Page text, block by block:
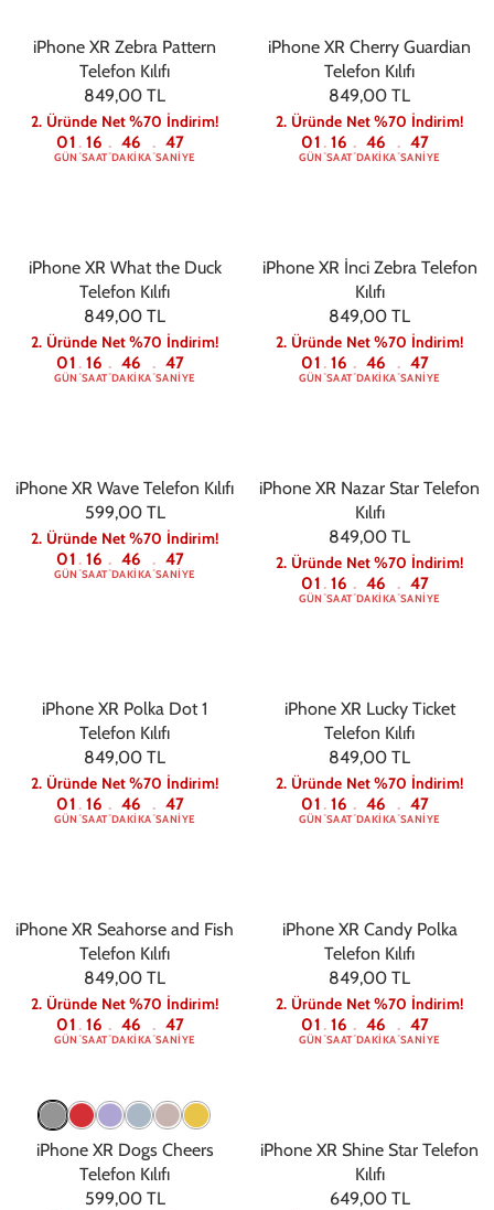
iPhone XR Zebra Pattern
Telefon Kılıfı
849,00 TL
2. Üründe Net %70 İndirim!
01
GÜN : 16
SAAT: 46
DAKIKA: 47
SANIYE
iPhone XR Cherry Guardian
Telefon Kılıfı
849,00 TL
2. Üründe Net %70 İndirim!
01
GÜN : 16
SAAT: 46
DAKIKA: 47
SANIYE
iPhone XR What the Duck
Telefon Kılıfı
849,00 TL
2. Üründe Net %70 İndirim!
01
GÜN : 16
SAAT: 46
DAKIKA: 47
SANIYE
iPhone XR İnci Zebra Telefon
Kılıfı
849,00 TL
2. Üründe Net %70 İndirim!
01
GÜN : 16
SAAT: 46
DAKIKA: 47
SANIYE
iPhone XR Wave Telefon Kılıfı
599,00 TL
2. Üründe Net %70 İndirim!
01
GÜN : 16
SAAT: 46
DAKIKA: 47
SANIYE
iPhone XR Nazar Star Telefon
Kılıfı
849,00 TL
2. Üründe Net %70 İndirim!
01
GÜN : 16
SAAT: 46
DAKIKA: 47
SANIYE
iPhone XR Polka Dot 1
Telefon Kılıfı
849,00 TL
2. Üründe Net %70 İndirim!
01
GÜN : 16
SAAT: 46
DAKIKA: 47
SANIYE
iPhone XR Lucky Ticket
Telefon Kılıfı
849,00 TL
2. Üründe Net %70 İndirim!
01
GÜN : 16
SAAT: 46
DAKIKA: 47
SANIYE
iPhone XR Seahorse and Fish
Telefon Kılıfı
849,00 TL
2. Üründe Net %70 İndirim!
01
GÜN : 16
SAAT: 46
DAKIKA: 47
SANIYE
iPhone XR Candy Polka
Telefon Kılıfı
849,00 TL
2. Üründe Net %70 İndirim!
01
GÜN : 16
SAAT: 46
DAKIKA: 47
SANIYE
iPhone XR Dogs Cheers
Telefon Kılıfı
599,00 TL
iPhone XR Shine Star Telefon
Kılıfı
649,00 TL